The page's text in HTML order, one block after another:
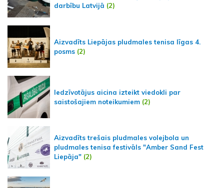
darbību Latvijā (2)
Aizvadīts Liepājas pludmales tenisa līgas 4.
posms (2)
Iedzīvotājus aicina izteikt viedokli par
saistošajiem noteikumiem (2)
Aizvadīts trešais pludmales volejbola un
pludmales tenisa festivāls "Amber Sand Fest
Liepāja" (2)